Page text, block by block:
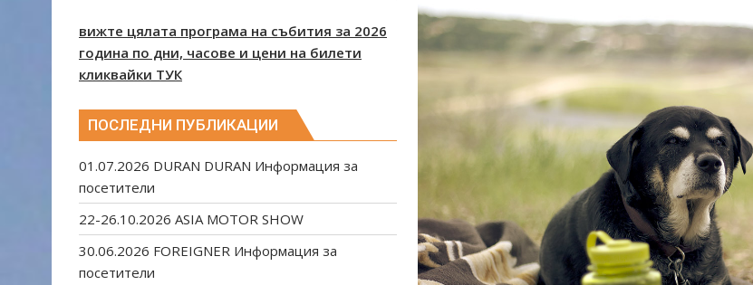
вижте цялата програма на събития за 2026
година по дни, часове и цени на билети
кликвайки ТУК
ПОСЛЕДНИ ПУБЛИКАЦИИ
01.07.2026 DURAN DURAN Информация за
посетители
22-26.10.2026 ASIA MOTOR SHOW
30.06.2026 FOREIGNER Информация за
посетители